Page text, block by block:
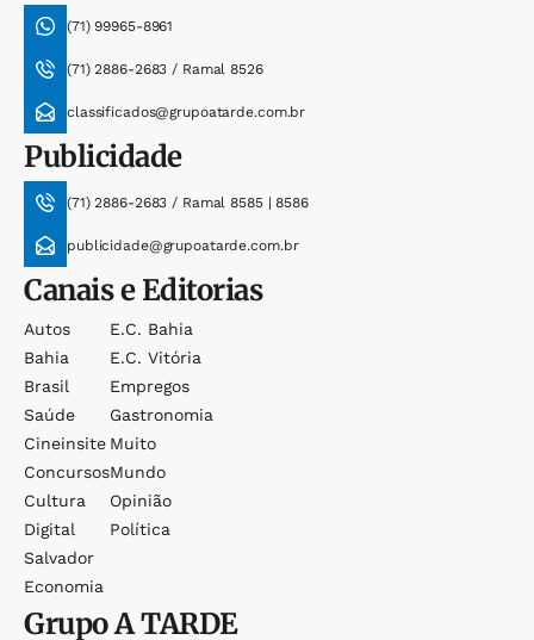
(71) 99965-8961
(71) 2886-2683 / Ramal 8526
classificados@grupoatarde.com.br
Publicidade
(71) 2886-2683 / Ramal 8585 | 8586
publicidade@grupoatarde.com.br
Canais e Editorias
Autos
Bahia
Brasil
Saúde
Cineinsite
Concursos
Cultura
Digital
Salvador
Economia
E.c. Bahia
E.c. Vitória
Empregos
Gastronomia
Muito
Mundo
Opinião
Política
GrupoA TARDE